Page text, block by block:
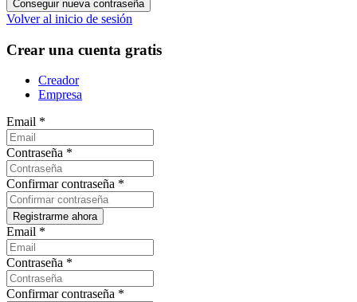
Volver al inicio de sesión
Crear una cuenta gratis
Creador
Empresa
Email *
Contraseña *
Confirmar contraseña *
Email *
Contraseña *
Confirmar contraseña *